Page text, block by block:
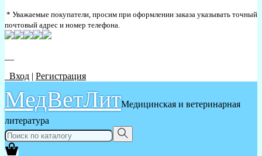
* Уважаемые покупатели, просим при оформлении заказа указывать точный
почтовый адрес и номер телефона.
Вход | Регистрация
МедВетЛитМедицинская и ветеринарная
литература